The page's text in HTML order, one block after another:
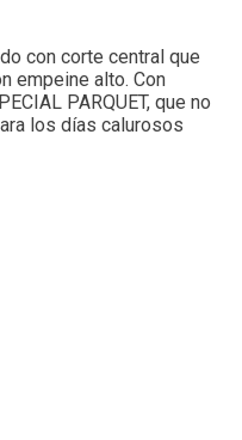
con corte central que
empeine alto. Con
PARQUET, que no
los días calurosos